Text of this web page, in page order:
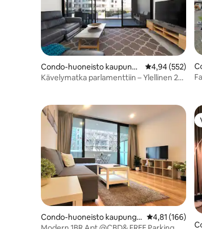
Condo-huoneisto kaupungi
ssa Barton
4,94 (552)
Kävelymatka parlamenttiin – Ylellinen 2
Condo-huoneisto kaupungis
sa Canberra
4,81 (166)